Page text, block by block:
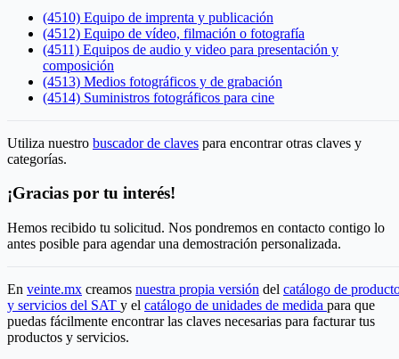
(4510) Equipo de imprenta y publicación
(4512) Equipo de vídeo, filmación o fotografía
(4511) Equipos de audio y video para presentación y
composición
(4513) Medios fotográficos y de grabación
(4514) Suministros fotográficos para cine
Utiliza nuestro buscador de claves para encontrar otras claves y
categorías.
¡Gracias por tu interés!
Hemos recibido tu solicitud. Nos pondremos en contacto contigo lo
antes posible para agendar una demostración personalizada.
En veinte.mx creamos nuestra propia versión del catálogo de
y servicios del SAT y el catálogo de unidades de medida para que
puedas fácilmente encontrar las claves necesarias para facturar tus
productos y servicios.